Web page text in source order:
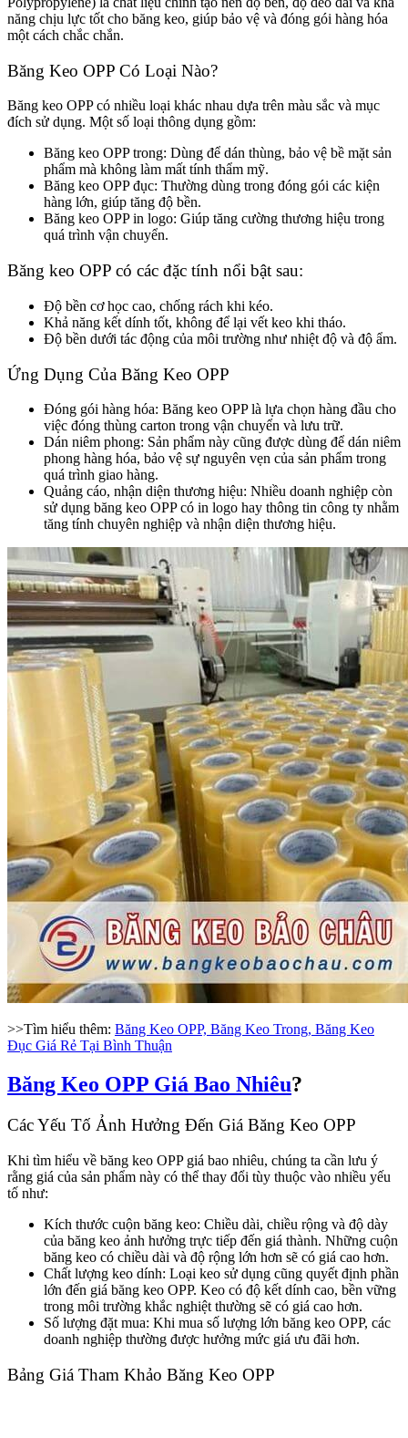
năng chịu lực tốt cho băng keo, giúp bảo vệ và đóng gói hàng hóa
một cách chắc chắn.
Băng Keo OPP Có Loại Nào?
Băng keo OPP có nhiều loại khác nhau dựa trên màu sắc và mục
đích sử dụng. Một số loại thông dụng gồm:
Băng keo OPP trong: Dùng để dán thùng, bảo vệ bề mặt sản
phẩm mà không làm mất tính thẩm mỹ.
Băng keo OPP đục: Thường dùng trong đóng gói các kiện
hàng lớn, giúp tăng độ bền.
Băng keo OPP in logo: Giúp tăng cường thương hiệu trong
quá trình vận chuyển.
Băng keo OPP có các đặc tính nổi bật sau:
Độ bền cơ học cao, chống rách khi kéo.
Khả năng kết dính tốt, không để lại vết keo khi tháo.
Độ bền dưới tác động của môi trường như nhiệt độ và độ ẩm.
Ứng Dụng Của Băng Keo OPP
Đóng gói hàng hóa: Băng keo OPP là lựa chọn hàng đầu cho
việc đóng thùng carton trong vận chuyển và lưu trữ.
Dán niêm phong: Sản phẩm này cũng được dùng để dán niêm
phong hàng hóa, bảo vệ sự nguyên vẹn của sản phẩm trong
quá trình giao hàng.
Quảng cáo, nhận diện thương hiệu: Nhiều doanh nghiệp còn
sử dụng băng keo OPP có in logo hay thông tin công ty nhằm
tăng tính chuyên nghiệp và nhận diện thương hiệu.
>>Tìm hiểu thêm: Băng Keo OPP, Băng Keo Trong, Băng Keo
Đục Giá Rẻ Tại Bình Thuận
Băng Keo OPP Giá Bao Nhiêu?
Các Yếu Tố Ảnh Hưởng Đến Giá Băng Keo OPP
Khi tìm hiểu về băng keo OPP giá bao nhiêu, chúng ta cần lưu ý
rằng giá của sản phẩm này có thể thay đổi tùy thuộc vào nhiều yếu
tố như:
Kích thước cuộn băng keo: Chiều dài, chiều rộng và độ dày
của băng keo ảnh hưởng trực tiếp đến giá thành. Những cuộn
băng keo có chiều dài và độ rộng lớn hơn sẽ có giá cao hơn.
Chất lượng keo dính: Loại keo sử dụng cũng quyết định phần
lớn đến giá băng keo OPP. Keo có độ kết dính cao, bền vững
trong môi trường khắc nghiệt thường sẽ có giá cao hơn.
Số lượng đặt mua: Khi mua số lượng lớn băng keo OPP, các
doanh nghiệp thường được hưởng mức giá ưu đãi hơn.
Bảng Giá Tham Khảo Băng Keo OPP